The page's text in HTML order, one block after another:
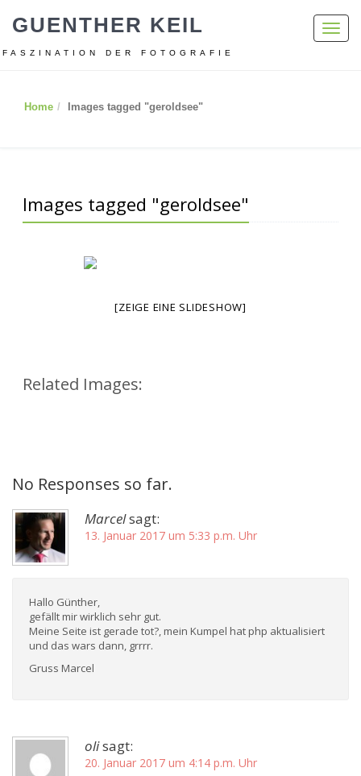
GUENTHER KEIL
FASZINATION DER FOTOGRAFIE
Home Images tagged "geroldsee"
Images tagged "geroldsee"
[ZEIGE EINE SLIDESHOW]
Related Images:
No Responses so far.
Marcelsagt:
13. Januar 2017 um 5:33 p.m. Uhr
Hallo Günther,
gefällt mir wirklich sehr gut.
Meine Seite ist gerade tot?, mein Kumpel hat php aktualisiert
und das wars dann, grrrr.
Gruss Marcel
olisagt:
20. Januar 2017 um 4:14 p.m. Uhr